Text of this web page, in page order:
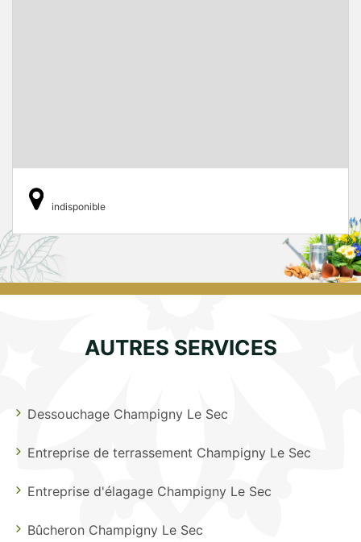
indisponible
AUTRES SERVICES
Dessouchage Champigny Le Sec
Entreprise de terrassement Champigny Le Sec
Entreprise d'élagage Champigny Le Sec
Bûcheron Champigny Le Sec